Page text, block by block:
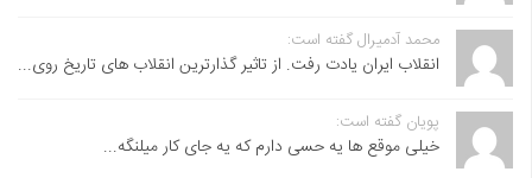
محمد آدمیرال گفته است:
انقلاب ایران یادت رفت. از تاثیر گذارترین انقلاب های تاریخ روی...
پویان گفته است:
خیلی موقع ها یه حسی دارم که یه جای کار میلنگه...